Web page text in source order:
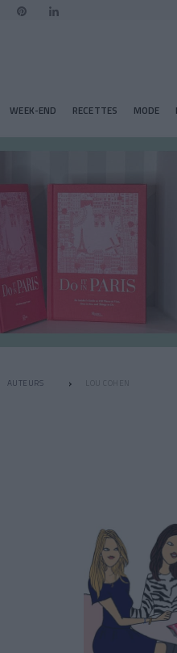
WEEK-END RECETTES MODE
AUTEURS